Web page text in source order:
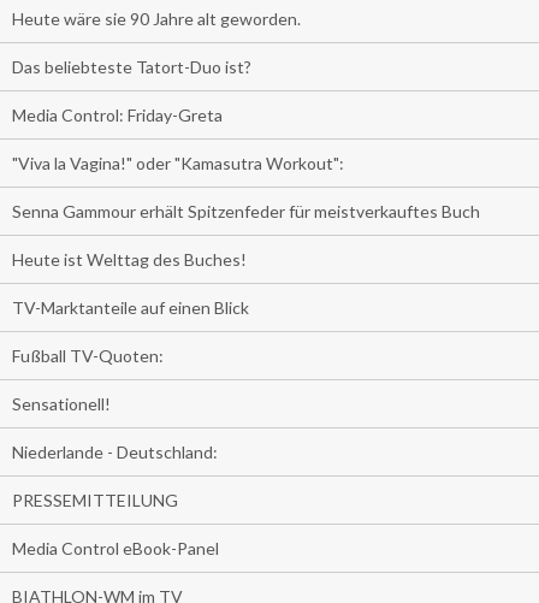
Heute wäre sie 90 Jahre alt geworden.
Das beliebteste Tatort-Duo ist?
Media Control: Friday-Greta
"Viva la Vagina!" oder "Kamasutra Workout":
Senna Gammour erhält Spitzenfeder für meistverkauftes Buch
Heute ist Welttag des Buches!
TV-Marktanteile auf einen Blick
Fußball TV-Quoten:
Sensationell!
Niederlande - Deutschland:
PRESSEMITTEILUNG
Media Control eBook-Panel
BIATHLON-WM im TV